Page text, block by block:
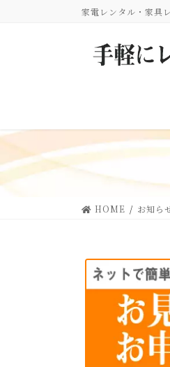
移
動
家電レンタル・家具
HOME お知ら